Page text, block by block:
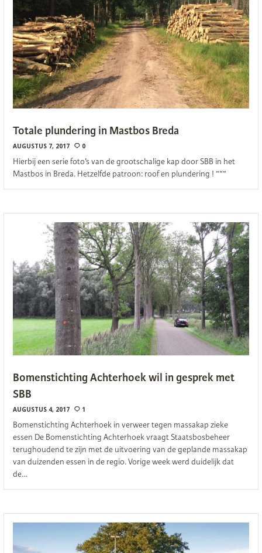
Totale plundering in Mastbos Breda
AUGUSTUS 7, 2017 0
Hierbij een serie foto’s van de grootschalige kap door SBB in het
Mastbos in Breda. Hetzelfde patroon: roof en plundering ! “““
Bomenstichting Achterhoek wil in gesprek met
SBB
AUGUSTUS 4, 2017 1
Bomenstichting Achterhoek in verweer tegen massakap zieke
essen De Bomenstichting Achterhoek vraagt Staatsbosbeheer
terughoudend te zijn met de uitvoering van de geplande massakap
van duizenden essen in de regio. Vorige week werd duidelijk dat
de…